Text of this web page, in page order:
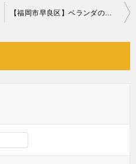
【福岡市早良区】ベランダの清掃と折り畳みベッド等の回収・処分